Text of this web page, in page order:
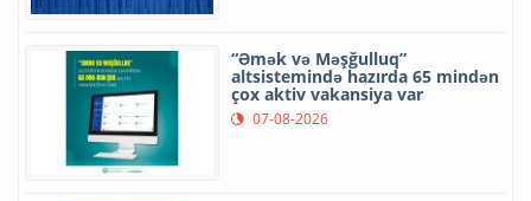
“Əmək və Məşğulluq”
altsistemində hazırda 65 mindən
çox aktiv vakansiya var
07-08-2026